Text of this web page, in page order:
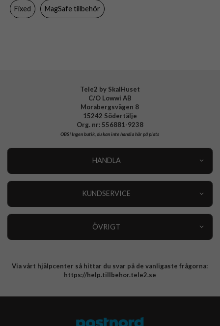
Varumärke
Fixed MagSafe tillbehör
Tele2 by SkalHuset
C/O Lowwi AB
Morabergsvägen 8
15242 Södertälje
Org. nr: 556881-9238
OBS!Ingen butik, du kan inte handla här på plats
HANDLA
KUNDSERVICE
ÖVRIGT
Integritetspolicy
Via vårt hjälpcenter så hittar du svar på de vanligaste frågorna:
https://help.tillbehor.tele2.se